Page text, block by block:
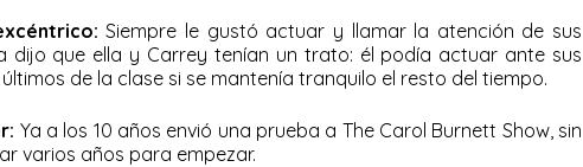
Siempre le gustó actuar y llamar la atención de sus
dijo que ella y Carrey tenían un trato: él podía actuar ante sus
de la clase si se mantenía tranquilo el resto del tiempo.
Ya a los 10 años envió una prueba a The Carol Burnett Show, sin
varios años para empezar.